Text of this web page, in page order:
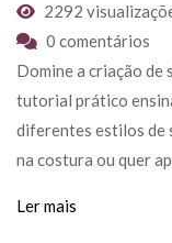
2292
0 comentários
Domine a criação de
tutorial prático
diferentes estilos de
na costura ou quer
Ler mais